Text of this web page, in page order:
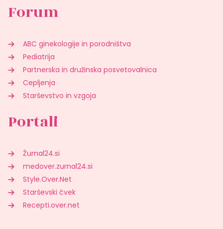
Forum
ABC ginekologije in porodništva
Pediatrija
Partnerska in družinska posvetovalnica
Cepljenja
Starševstvo in vzgoja
Portali
Žurnal24.si
medover.zurnal24.si
Style.Over.Net
Starševski čvek
Recepti.over.net